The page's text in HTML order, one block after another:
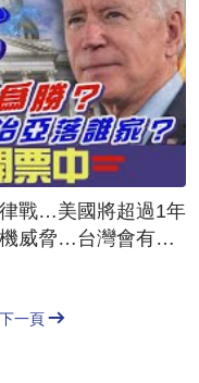
戰…美國將超過1年
威脅…台灣會有危
下一頁